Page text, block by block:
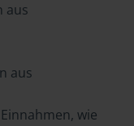
aus
aus
wie